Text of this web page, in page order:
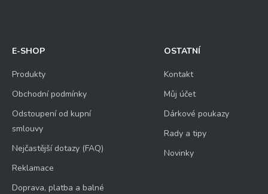
E-SHOP
Produkty
Obchodní podmínky
Odstoupení od kupní
smlouvy
Nejčastější dotazy (FAQ)
Reklamace
Doprava, platba a balné
OSTATNÍ
Kontakt
Můj účet
Dárkové poukazy
Rady a tipy
Novinky